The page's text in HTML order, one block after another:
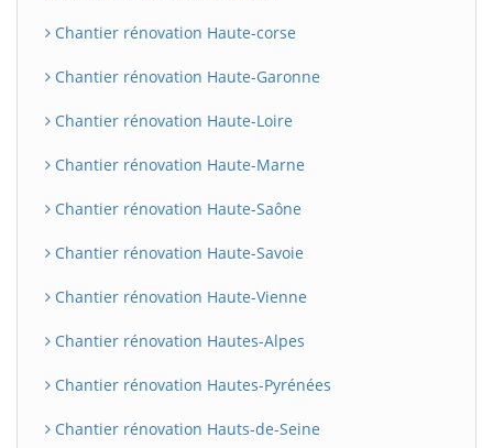
Chantier rénovation Haute-corse
Chantier rénovation Haute-Garonne
Chantier rénovation Haute-Loire
Chantier rénovation Haute-Marne
Chantier rénovation Haute-Saône
Chantier rénovation Haute-Savoie
Chantier rénovation Haute-Vienne
Chantier rénovation Hautes-Alpes
Chantier rénovation Hautes-Pyrénées
Chantier rénovation Hauts-de-Seine